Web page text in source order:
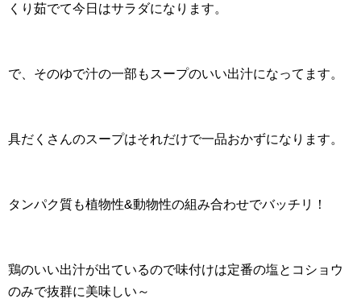
くり茹でて今日はサラダになります。
で、そのゆで汁の一部もスープのいい出汁になってます。
具だくさんのスープはそれだけで一品おかずになります。
タンパク質も植物性&動物性の組み合わせでバッチリ！
鶏のいい出汁が出ているので味付けは定番の塩とコショウ
のみで抜群に美味しい～